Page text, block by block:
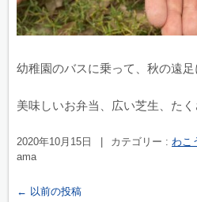
幼稚園のバスに乗って、秋の遠足
美味しいお弁当、広い芝生、た
2020年10月15日 カテゴリー : わこ
ama
← 以前の投稿